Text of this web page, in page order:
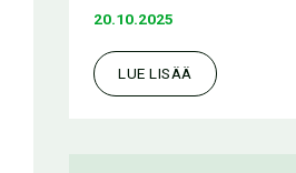
20.10.2025
LUE LISÄÄ